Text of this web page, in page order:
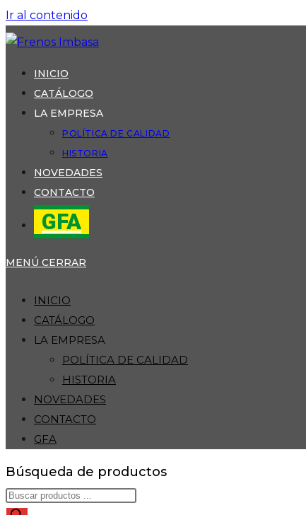
Ir al contenido
INICIO
CATÁLOGO
LA EMPRESA
POLÍTICA DE CALIDAD
HISTORIA
NOVEDADES
CONTACTO
GFA
MENÚ CERRAR
INICIO
CATÁLOGO
LA EMPRESA
POLÍTICA DE CALIDAD
HISTORIA
NOVEDADES
CONTACTO
GFA
Búsqueda de productos